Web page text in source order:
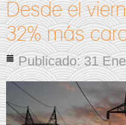
Desde el
32% más
Publicado: 31